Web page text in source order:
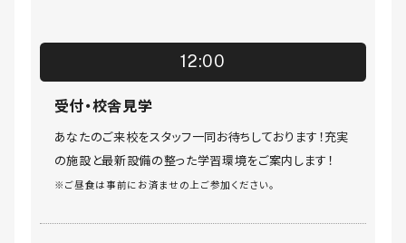
12:00
受付・校舎見学
あなたのご来校をスタッフ一同お待ちしております！充実
の施設と最新設備の整った学習環境をご案内します！
※ご昼食は事前にお済ませの上ご参加ください。